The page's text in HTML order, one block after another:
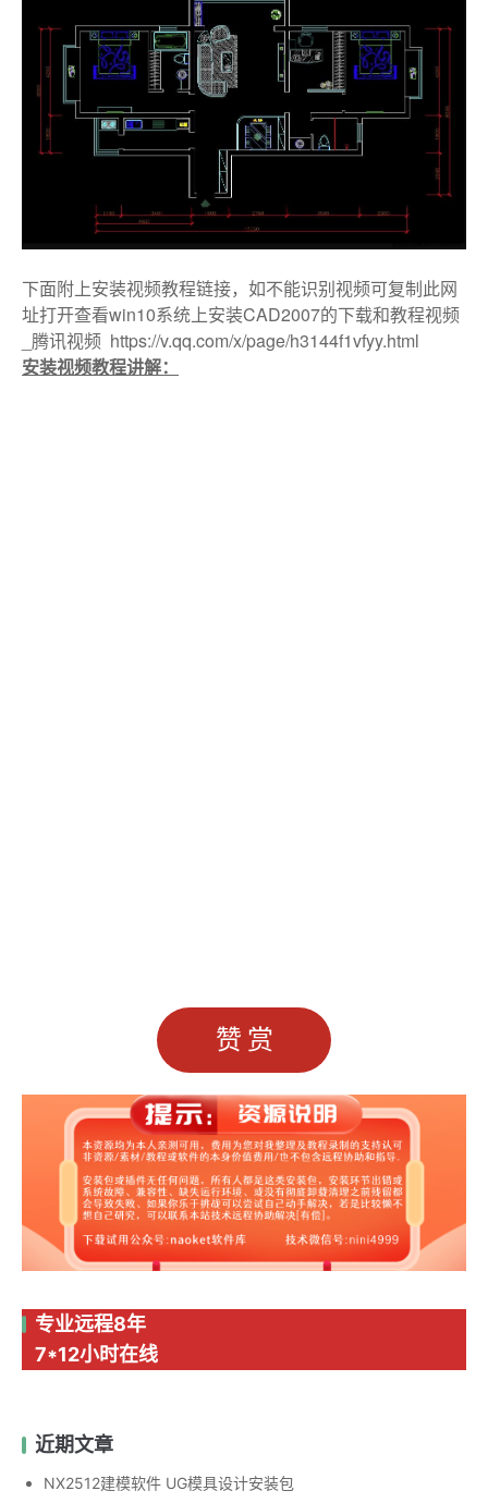
下面附上安装视频教程链接，如不能识别视频可复制此网
址打开查看win10系统上安装CAD2007的下载和教程视频
_腾讯视频 https://v.qq.com/x/page/h3144f1vfyy.html
安装视频教程讲解：
赞赏
专业远程8年
7*12小时在线
近期文章
NX2512建模软件 UG模具设计安装包